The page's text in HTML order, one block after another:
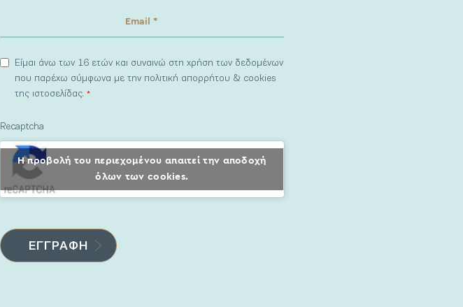
Είμαι άνω των 16 ετών και συναινώ στη χρήση των δεδομένων
που παρέχω σύμφωνα με την πολιτική απορρήτου & cookies
της ιστοσελίδας.*
Recaptcha
Η προβολή του περιεχομένου απαιτεί την αποδοχή
όλων των cookies.